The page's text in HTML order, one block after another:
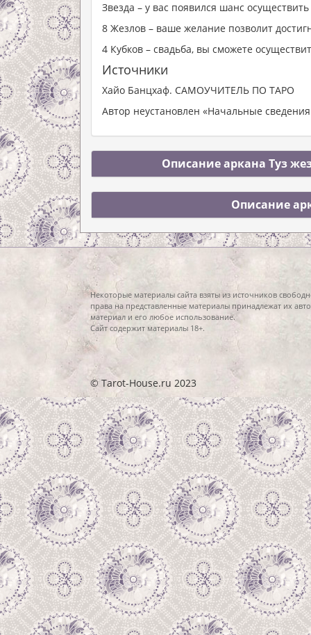
Звезда – у вас появился шанс
8 Жезлов – ваше желание позволит
4 Кубков – свадьба, вы сможете
Источники
Хайо Банцхаф. САМОУЧИТЕЛЬ ПО ТАРО
Автор неустановлен «Начальные
Описание аркана Туз
Описание
Некоторые материалы сайта взяты из источников
права на представленные материалы принадлежат их
материал и его любое использование.
Сайт содержит материалы 18+.
© Tarot-House.ru 2023